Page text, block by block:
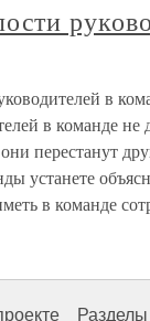
в
в команде
перестанут
устанете
в команде
Разделы